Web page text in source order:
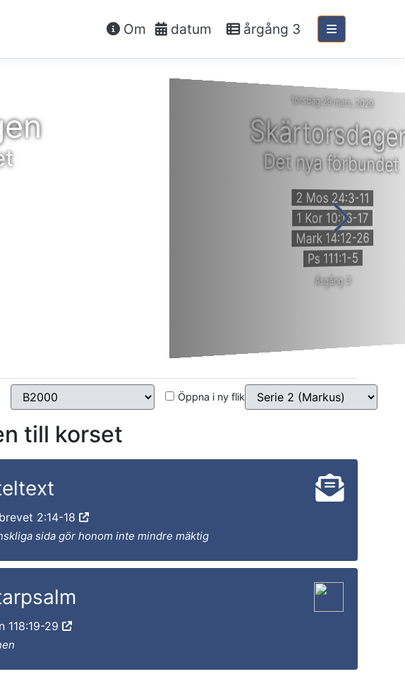
Om datum årgång 3
torsdag 29 mars, 2029
Det nya förbundet
2 Mos 24:3-11
1 Kor 10:16-17
Mark 14:12-26
Ps 111:1-5
Årgång 3
Öppna i ny flik
till korset
2:14-18
sida gör honom inte mindre mäktig
118:19-29